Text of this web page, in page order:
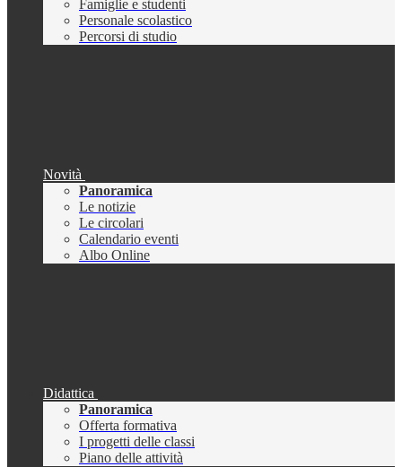
Famiglie e studenti
Personale scolastico
Percorsi di studio
Novità
Panoramica
Le notizie
Le circolari
Calendario eventi
Albo Online
Didattica
Panoramica
Offerta formativa
I progetti delle classi
Piano delle attività